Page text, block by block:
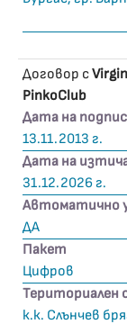
Договор с
PinkoClub
Дата на
13.11.2013 г.
Дата на
31.12.2026 г.
Автоматично
ДА
Пакет
Цифров
Териториален
к.к. Слънчев